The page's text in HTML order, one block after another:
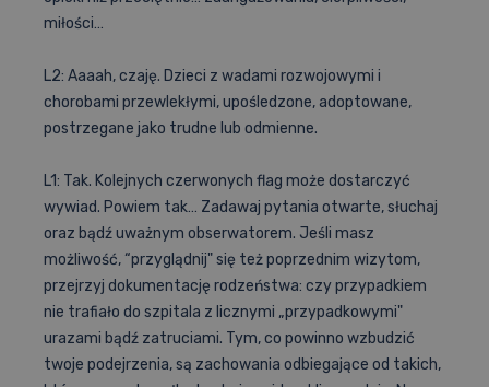
miłości…
L2: Aaaah, czaję. Dzieci z wadami rozwojowymi i
chorobami przewlekłymi, upośledzone, adoptowane,
postrzegane jako trudne lub odmienne.
L1: Tak. Kolejnych czerwonych flag może dostarczyć
wywiad. Powiem tak… Zadawaj pytania otwarte, słuchaj
oraz bądź uważnym obserwatorem. Jeśli masz
możliwość, “przyglądnij" się też poprzednim wizytom,
przejrzyj dokumentację rodzeństwa: czy przypadkiem
nie trafiało do szpitala z licznymi „przypadkowymi"
urazami bądź zatruciami. Tym, co powinno wzbudzić
twoje podejrzenia, są zachowania odbiegające od takich,